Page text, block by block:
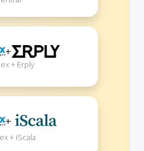
+
+ Erply
+
+ iScala